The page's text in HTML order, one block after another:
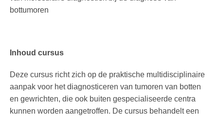
bottumoren
Inhoud cursus
Deze cursus richt zich op de praktische multidisciplinaire
aanpak voor het diagnosticeren van tumoren van botten
en gewrichten, die ook buiten gespecialiseerde centra
kunnen worden aangetroffen. De cursus behandelt een